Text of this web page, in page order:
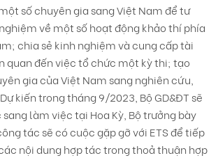
số chuyên gia sang Việt Nam để tư
về một số hoạt động khảo thí phía
chia sẻ kinh nghiệm và cung cấp tài
quan đến việc tổ chức một kỳ thi; tạo
gia của Việt Nam sang nghiên cứu,
kiến trong tháng 9/2023, Bộ GD&ĐT sẽ
làm việc tại Hoa Kỳ, Bộ trưởng bày
tác sẽ có cuộc gặp gỡ với ETS để tiếp
nội dung hợp tác trong thoả thuận hợp